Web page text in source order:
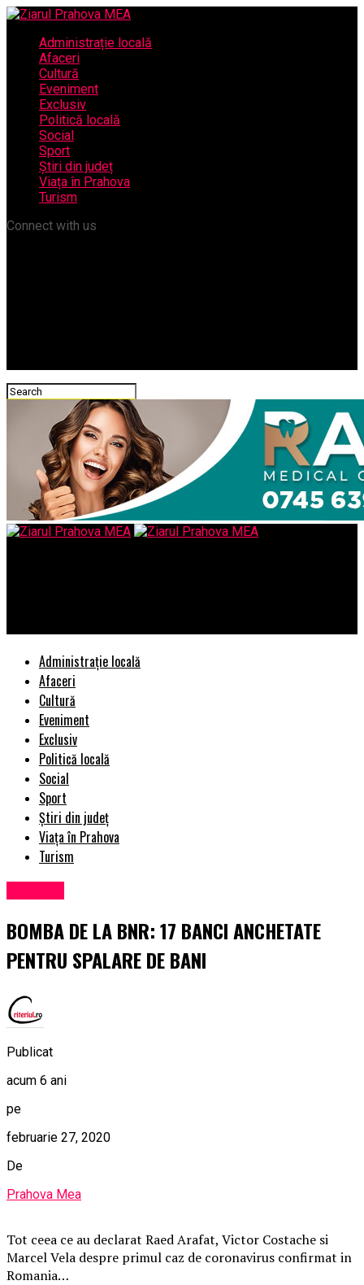
Administrație locală
Afaceri
Cultură
Eveniment
Exclusiv
Politică locală
Social
Sport
Știri din județ
Viața în Prahova
Turism
Connect with us
Administrație locală
Afaceri
Cultură
Eveniment
Exclusiv
Politică locală
Social
Sport
Știri din județ
Viața în Prahova
Turism
BOMBA DE LA BNR: 17 BANCI ANCHETATE
PENTRU SPALARE DE BANI
Publicat
acum 6 ani
pe
februarie 27, 2020
De
Prahova Mea
Tot ceea ce au declarat Raed Arafat, Victor Costache si
Marcel Vela despre primul caz de coronavirus confirmat in
Romania…